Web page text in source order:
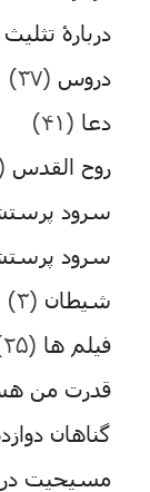
دربارۀ تثلیث
دروس (۳۷)
دعا (۴۱)
روح القدس
سرود
سرود
شیطان (۳)
فیلم ها (۲۵)
قدرت من
گناهان
مسیحیت در